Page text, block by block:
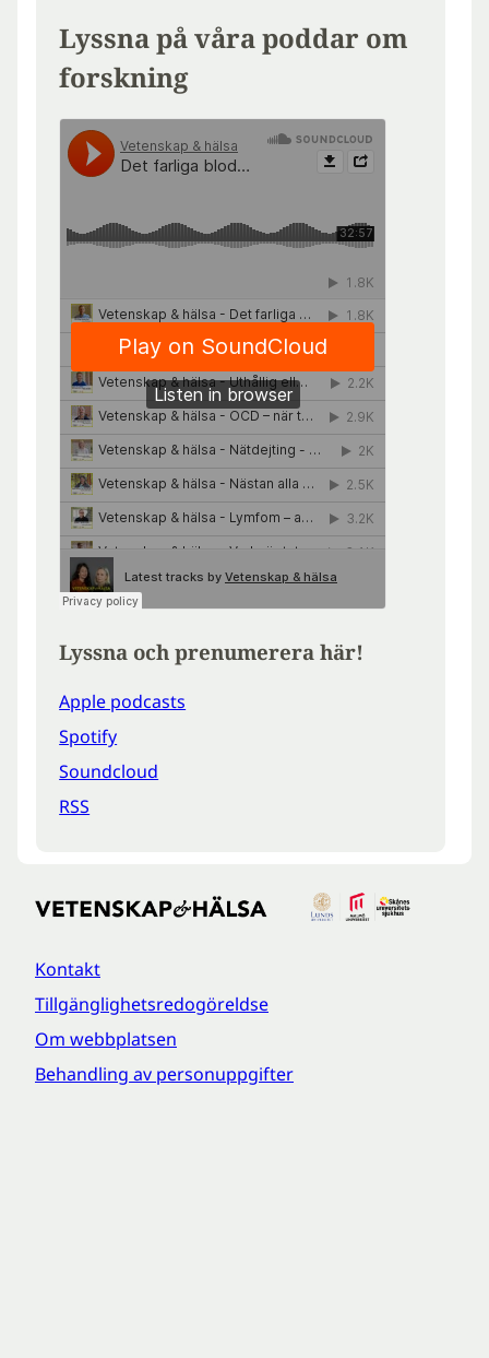
Lyssna på våra poddar om
forskning
Lyssna och prenumerera här!
Apple podcasts
Spotify
Soundcloud
RSS
Kontakt
Tillgänglighetsredogöreldse
Om webbplatsen
Behandling av personuppgifter